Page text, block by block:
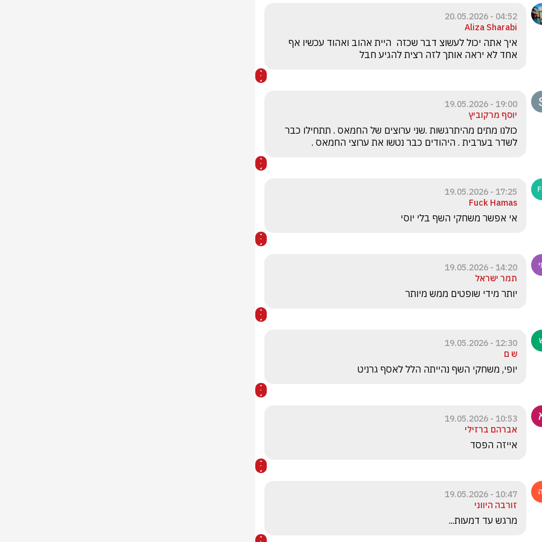
04:52 - 20.05.2026
Aliza Sharabi
אחד לא יראה אותך לזה רצית להגיע חבל
19:00 - 19.05.2026
יוסף מרקוביץ
לשדר בערבית . היהודים כבר נטשו את ערוצי החמאס .
17:25 - 19.05.2026
Fuck Hamas
אי אפשר משחקי השף בלי יוסי
14:20 - 19.05.2026
תמר ישראל
יותר מידי שופטים ממש מיותר
12:30 - 19.05.2026
ש ם
יופי, משחקי השף נהייתה הלל לאסף גרניט
10:53 - 19.05.2026
אברהם ברזילי
אייזה הפסד
10:47 - 19.05.2026
זורבה היווני
מרגש עד דמעות...